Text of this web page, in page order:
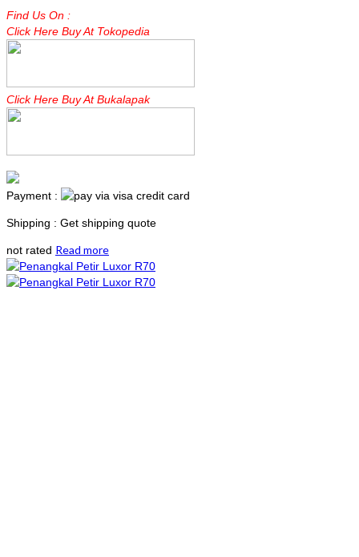
Find Us On :
Click Here Buy At Tokopedia
Click Here Buy At Bukalapak
Payment :
Shipping : Get shipping quote
not rated Read more